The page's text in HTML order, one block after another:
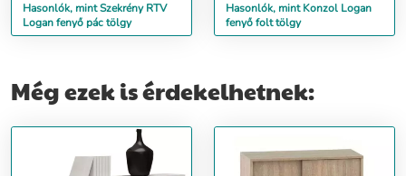
Hasonlók, mint Szekrény RTV
Logan fenyő pác tölgy
Hasonlók, mint Konzol Logan
fenyő folt tölgy
Még ezek is érdekelhetnek: